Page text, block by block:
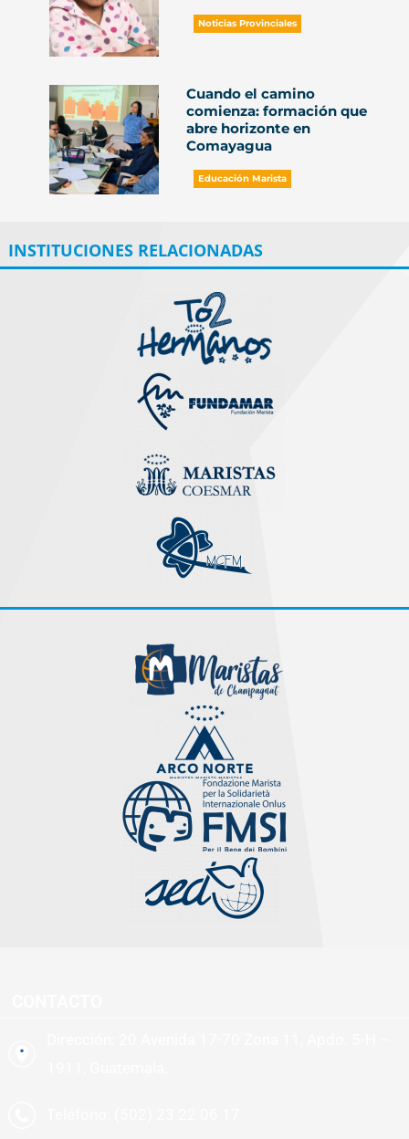
Noticias Provinciales
Cuando el camino
comienza: formación que
abre horizonte en
Comayagua
Educación Marista
INSTITUCIONES RELACIONADAS